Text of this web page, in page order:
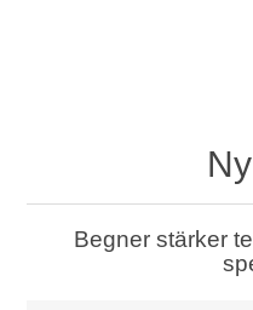
Begner stärker